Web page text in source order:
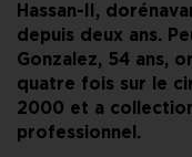
Hassan-II,
depuis deux ans.
Gonzalez, 54 ans,
quatre fois sur le
2000 et a
professionnel.